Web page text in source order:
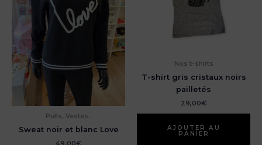
Pulls, Vestes..
Sweat noir et blanc Love
49,00€
Nos t-shirts
T-shirt gris cristaux noirs
pailletés
29,00€
AJOUTER AU
PANIER